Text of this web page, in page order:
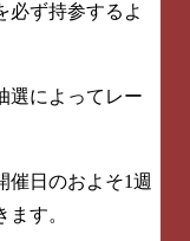
必ず持参するよ
選によってレー
催日のおよそ1週
す。